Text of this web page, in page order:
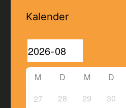
Kalender
M D M D
27
28 29 30